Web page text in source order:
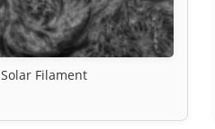
Solar Filament